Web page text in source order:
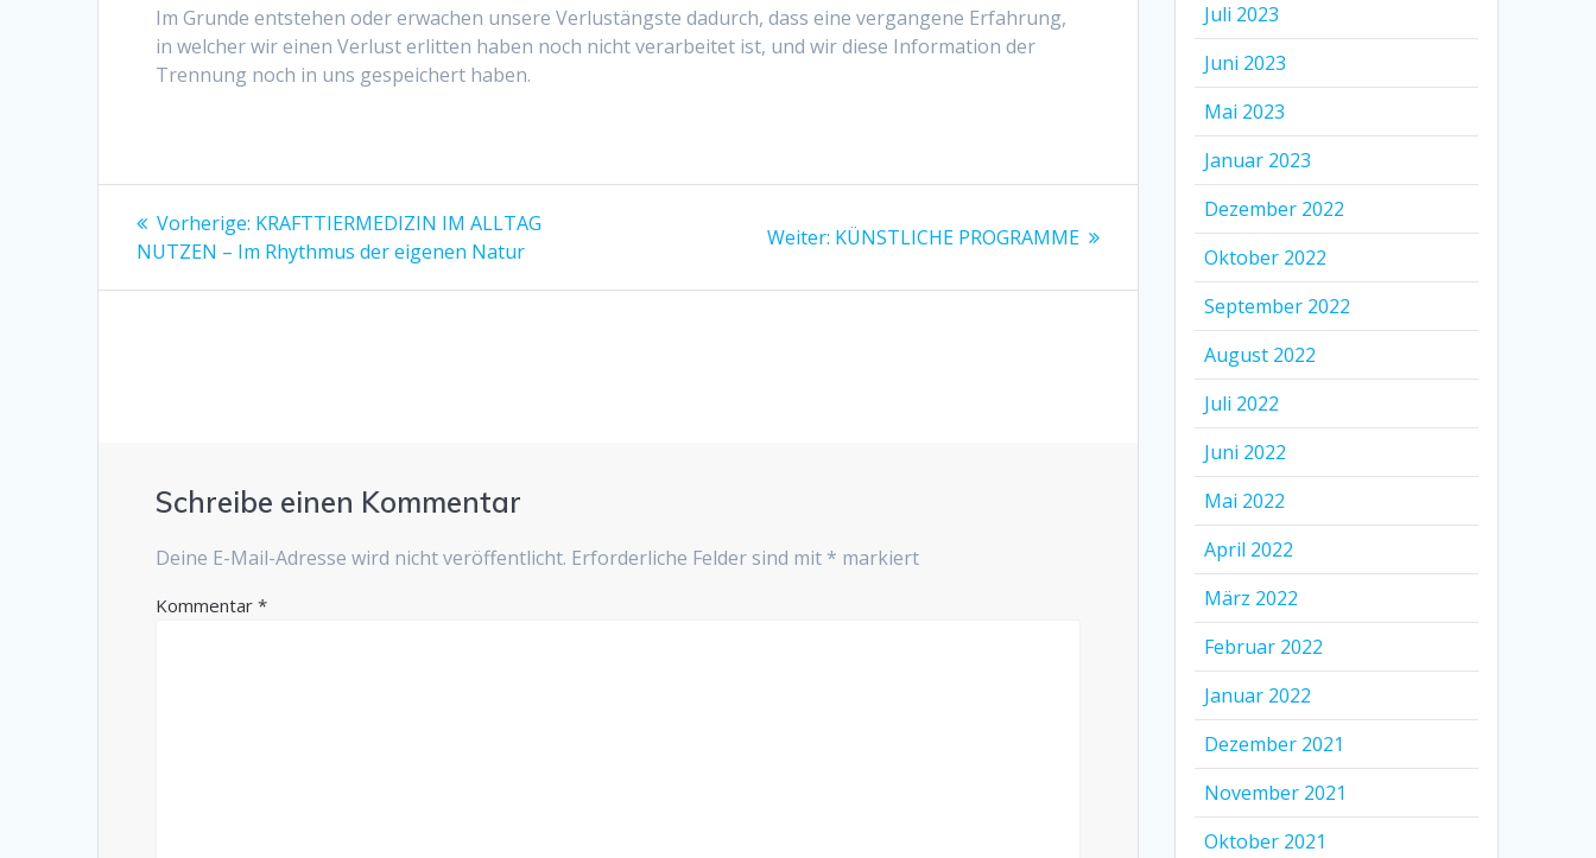
Im Grunde entstehen oder erwachen unsere Verlustängste dadurch, dass eine vergangene Erfahrung,
in welcher wir einen Verlust erlitten haben noch nicht verarbeitet ist, und wir diese Information der
Trennung noch in uns gespeichert haben.
Beitragsnavigation
Vorherige: Vorheriger
Beitrag:
KRAFTTIERMEDIZIN IM ALLTAG
NUTZEN – Im Rhythmus der eigenen Natur
Weiter: Nächster
KÜNSTLICHE PROGRAMME
Schreibe einen Kommentar
Deine E-Mail-Adresse wird nicht veröffentlicht. Erforderliche Felder sind mit * markiert
Kommentar*
Juli 2023
Juni 2023
Mai 2023
Januar 2023
Dezember 2022
Oktober 2022
September 2022
August 2022
Juli 2022
Juni 2022
Mai 2022
April 2022
März 2022
Februar 2022
Januar 2022
Dezember 2021
November 2021
Oktober 2021